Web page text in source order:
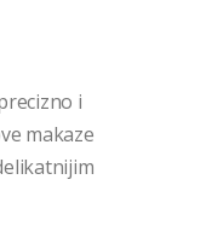
i
makaze